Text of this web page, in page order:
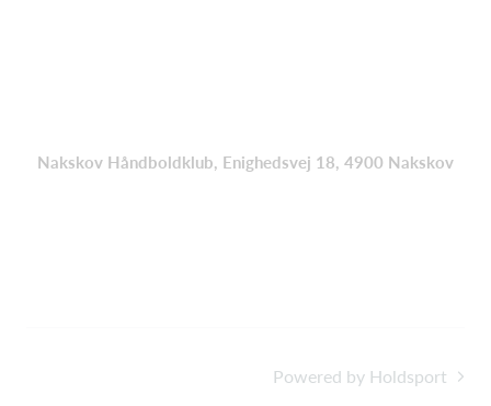
Nakskov Håndboldklub, Enighedsvej 18, 4900 Nakskov
Powered by Holdsport